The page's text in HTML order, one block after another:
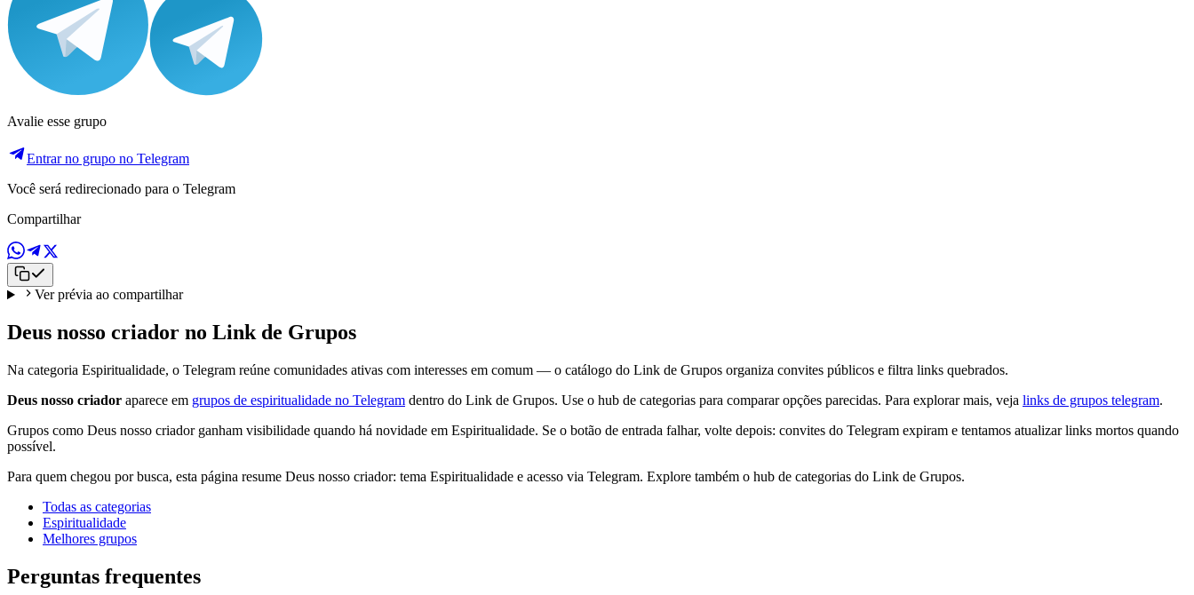
Avalie esse grupo
Entrar no grupo no Telegram
Você será redirecionado para o Telegram
Compartilhar
Ver prévia ao compartilhar
Deus nosso criador no Link de Grupos
Na categoria Espiritualidade, o Telegram reúne comunidades ativas com interesses em comum — o catálogo do Link de Grupos organiza convites públicos e filtra links quebrados.
Deus nosso criador aparece em grupos de espiritualidade no Telegram dentro do Link de Grupos. Use o hub de categorias para comparar opções parecidas. Para explorar mais, veja links de grupos telegram.
Grupos como Deus nosso criador ganham visibilidade quando há novidade em Espiritualidade. Se o botão de entrada falhar, volte depois: convites do Telegram expiram e tentamos atualizar links mortos quando
possível.
Para quem chegou por busca, esta página resume Deus nosso criador: tema Espiritualidade e acesso via Telegram. Explore também o hub de categorias do Link de Grupos.
Todas as categorias
Espiritualidade
Melhores grupos
Perguntas frequentes